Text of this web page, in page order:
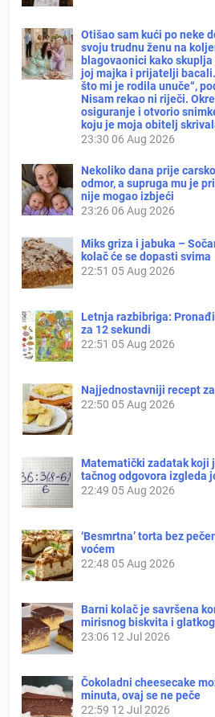
Otišao sam kući po neke
svoju trudnu ženu na
blagovaonici kako
joj majka i prijatelji
što mi je rodila unuče“,
Nisam rekao ni riječi.
osiguranje i otvorio
koju je moja obitelj
23:30 06 Aug 2026
Nekoliko dana prije
odmor, a supruga mu je
nije mogao izbjeći
23:26 06 Aug 2026
Miks griza i jabuka –
kolač će se dopasti svima
22:51 05 Aug 2026
Letnja razbibriga:
za 12 sekundi
22:51 05 Aug 2026
Najjednostavniji recept
22:50 05 Aug 2026
Matematički zadatak koji
tačnog odgovora izgleda
22:49 05 Aug 2026
‘Besmrtna’ torta bez
voćem
22:48 05 Aug 2026
Barni kolač je savršena
mirisnog biskvita i
23:06 12 Jul 2026
Čokoladni cheesecake
minuta, ovaj se ne peče
22:59 12 Jul 2026